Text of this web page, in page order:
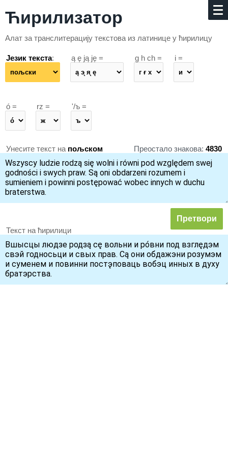
Ћирилизатор
Алат за транслитерацију текстова из латинице у ћирилицу
Језик текста: ą ę ją ję = g h ch = i =
ó = rz = '/ъ =
Унесите текст на пољском Преостало знакова: 4830
Текст на ћирилици